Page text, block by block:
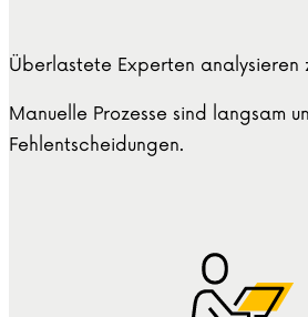
Überlastete Experten analysieren
Manuelle Prozesse sind langsam
Fehlentscheidungen.